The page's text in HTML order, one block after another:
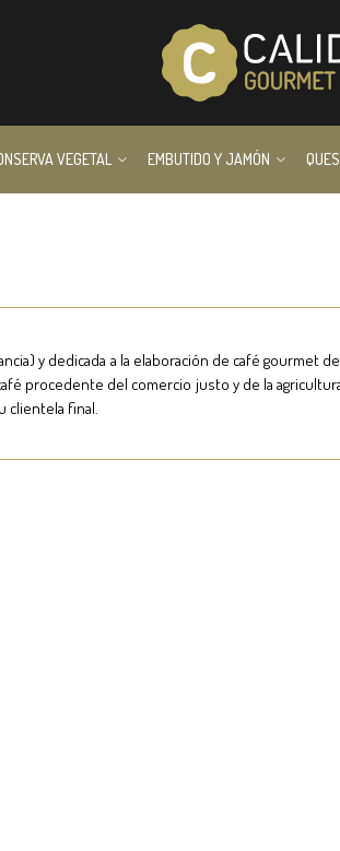
VEGETAL EMBUTIDO Y JAMÓN
y dedicada a la elaboración de café
procedente del comercio justo y de la
clientela final.